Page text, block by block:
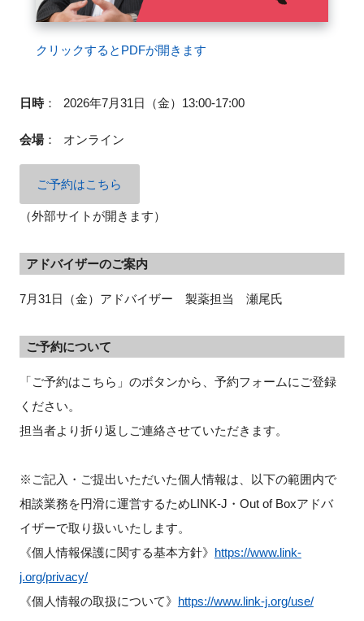
クリックするとPDFが開きます
日時： 2026年7月31日（金）13:00-17:00
会場： オンライン
ご予約はこちら
（外部サイトが開きます）
アドバイザーのご案内
7月31日（金）アドバイザー 製薬担当 瀬尾氏
ご予約について
「ご予約はこちら」のボタンから、予約フォームにご登録
ください。
担当者より折り返しご連絡させていただきます。
※ご記入・ご提出いただいた個人情報は、以下の範囲内で
相談業務を円滑に運営するためLINK-J・Out of Boxアドバ
イザーで取り扱いいたします。
《個人情報保護に関する基本方針》 https://www.link-
j.org/privacy/
《個人情報の取扱について》 https://www.link-j.org/use/